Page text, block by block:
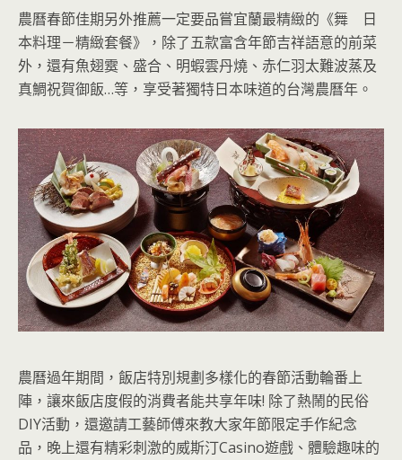
農曆春節佳期另外推薦一定要品嘗宜蘭最精緻的《舞 日
本料理－精緻套餐》，除了五款富含年節吉祥語意的前菜
外，還有魚翅霙、盛合、明蝦雲丹燒、赤仁羽太難波蒸及
真鯛祝賀御飯…等，享受著獨特日本味道的台灣農曆年。
農曆過年期間，飯店特別規劃多樣化的春節活動輪番上
陣，讓來飯店度假的消費者能共享年味! 除了熱鬧的民俗
DIY活動，還邀請工藝師傅來教大家年節限定手作紀念
品，晚上還有精彩刺激的威斯汀Casino遊戲、體驗趣味的